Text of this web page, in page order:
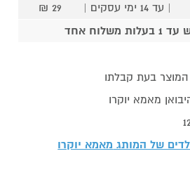
| עד 14 ימי עסקים |
29 ₪
אחד
בעת קבלתו
מאמא יוקרו
של המותג מאמא יוקרו